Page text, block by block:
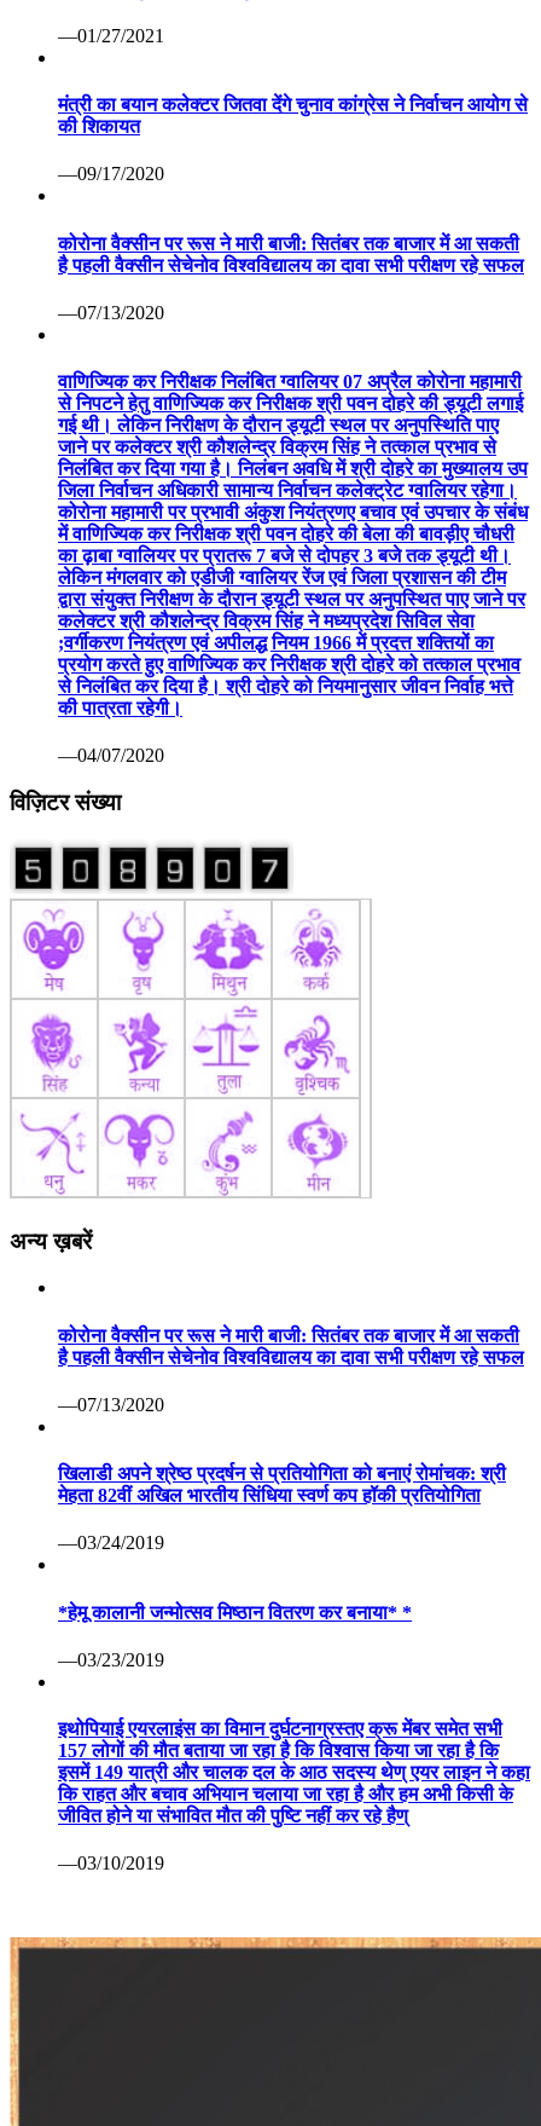
—01/27/2021
मंत्री का बयान कलेक्टर जितवा देंगे चुनाव कांग्रेस ने निर्वाचन आयोग से
की शिकायत
—09/17/2020
कोरोना वैक्सीन पर रूस ने मारी बाजी: सितंबर तक बाजार में आ सकती
है पहली वैक्सीन सेचेनोव विश्वविद्यालय का दावा सभी परीक्षण रहे सफल
—07/13/2020
वाणिज्यिक कर निरीक्षक निलंबित ग्वालियर 07 अप्रैल कोरोना महामारी
से निपटने हेतु वाणिज्यिक कर निरीक्षक श्री पवन दोहरे की ड्यूटी लगाई
गई थी। लेकिन निरीक्षण के दौरान ड्यूटी स्थल पर अनुपस्थिति पाए
जाने पर कलेक्टर श्री कौशलेन्द्र विक्रम सिंह ने तत्काल प्रभाव से
निलंबित कर दिया गया है। निलंबन अवधि में श्री दोहरे का मुख्यालय उप
जिला निर्वाचन अधिकारी सामान्य निर्वाचन कलेक्ट्रेट ग्वालियर रहेगा।
कोरोना महामारी पर प्रभावी अंकुश नियंत्रणए बचाव एवं उपचार के संबंध
में वाणिज्यिक कर निरीक्षक श्री पवन दोहरे की बेला की बावड़ीए चौधरी
का ढ़ाबा ग्वालियर पर प्रातरू 7 बजे से दोपहर 3 बजे तक ड्यूटी थी।
लेकिन मंगलवार को एडीजी ग्वालियर रेंज एवं जिला प्रशासन की टीम
द्वारा संयुक्त निरीक्षण के दौरान ड्यूटी स्थल पर अनुपस्थित पाए जाने पर
कलेक्टर श्री कौशलेन्द्र विक्रम सिंह ने मध्यप्रदेश सिविल सेवा
;वर्गीकरण नियंत्रण एवं अपीलद्ध नियम 1966 में प्रदत्त शक्तियों का
प्रयोग करते हुए वाणिज्यिक कर निरीक्षक श्री दोहरे को तत्काल प्रभाव
से निलंबित कर दिया है। श्री दोहरे को नियमानुसार जीवन निर्वाह भत्ते
की पात्रता रहेगी।
—04/07/2020
विज़िटर संख्या
अन्य ख़बरें
कोरोना वैक्सीन पर रूस ने मारी बाजी: सितंबर तक बाजार में आ सकती
है पहली वैक्सीन सेचेनोव विश्वविद्यालय का दावा सभी परीक्षण रहे सफल
—07/13/2020
खिलाडी अपने श्रेष्ठ प्रदर्षन से प्रतियोगिता को बनाएं रोमांचक: श्री
मेहता 82वीं अखिल भारतीय सिंधिया स्वर्ण कप हॉकी प्रतियोगिता
—03/24/2019
*हेमू कालानी जन्मोत्सव मिष्ठान वितरण कर बनाया* *
—03/23/2019
इथोपियाई एयरलाइंस का विमान दुर्घटनाग्रस्तए क्रू मेंबर समेत सभी
157 लोगों की मौत बताया जा रहा है कि विश्वास किया जा रहा है कि
इसमें 149 यात्री और चालक दल के आठ सदस्य थेण् एयर लाइन ने कहा
कि राहत और बचाव अभियान चलाया जा रहा है और हम अभी किसी के
जीवित होने या संभावित मौत की पुष्टि नहीं कर रहे हैण्
—03/10/2019